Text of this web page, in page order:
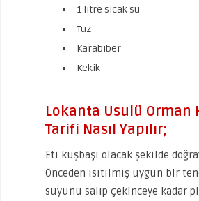
1 litre sıcak su
Tuz
Karabiber
Kekik
Lokanta Usulü Orman
Tarifi Nasıl Yapılır;
Eti kuşbaşı olacak şekilde
Önceden ısıtılmış uygun bir
suyunu salıp çekinceye kadar